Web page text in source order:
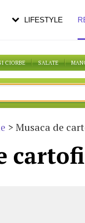
CIORBE SALATE
> Musaca de
LIFESTYLE